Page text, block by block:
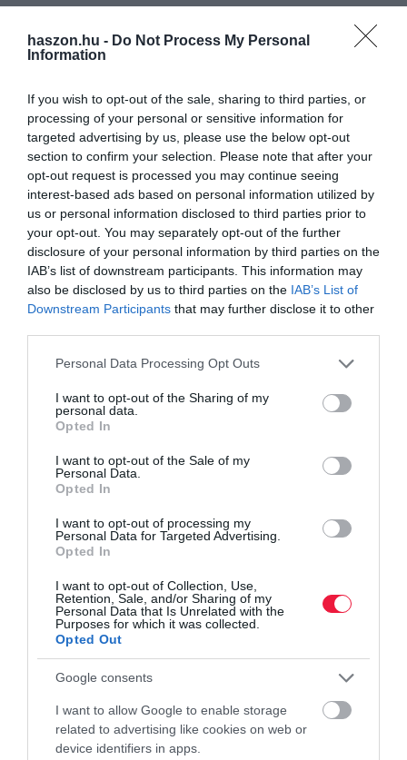
haszon.hu - Do Not Process My Personal
Information
If you wish to opt-out of the sale, sharing to third parties, or
processing of your personal or sensitive information for
targeted advertising by us, please use the below opt-out
section to confirm your selection. Please note that after your
opt-out request is processed you may continue seeing
interest-based ads based on personal information utilized by
us or personal information disclosed to third parties prior to
your opt-out. You may separately opt-out of the further
disclosure of your personal information by third parties on the
IAB’s list of downstream participants. This information may
also be disclosed by us to third parties on the IAB’s List of
Downstream Participants that may further disclose it to other
Please note that this website/app uses one or more Google
not limited to your visit or usage behaviour. You may click to
grant or deny consent to Google and its third-party tags to
use your data for below specified purposes in below Google
consent section.
Personal Data Processing Opt Outs
I want to opt-out of the Sharing of my
personal data.
Opted In
I want to opt-out of the Sale of my
Personal Data.
Opted In
I want to opt-out of processing my
Personal Data for Targeted Advertising.
Opted In
I want to opt-out of Collection, Use,
Retention, Sale, and/or Sharing of my
Personal Data that Is Unrelated with the
Purposes for which it was collected.
Opted Out
Google consents
I want to allow Google to enable storage
related to advertising like cookies on web or
device identifiers in apps.
Ezt lépte a Wizz Air a Londonban rekedt utasok
érdekében
A légitársaság a nyilvánosságot közleményben, a pórul járt
utasokat e-mailben és SMS-ben értésítette a friss fejleményekről.